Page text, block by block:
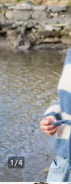
1/4